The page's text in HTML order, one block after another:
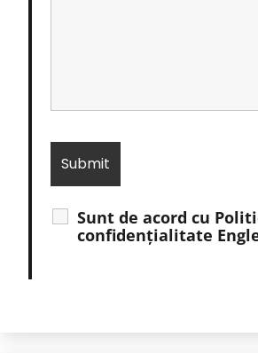
Sunt de acord cu
confidențialitate